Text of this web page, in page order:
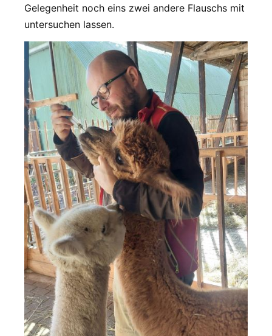
Gelegenheit noch eins zwei andere Flauschs mit
untersuchen lassen.